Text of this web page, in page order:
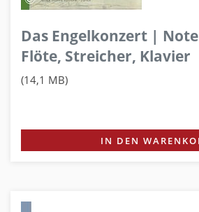
Das Engelkonzert |
Flöte, Streicher, Klavier
(14,1 MB)
IN DEN